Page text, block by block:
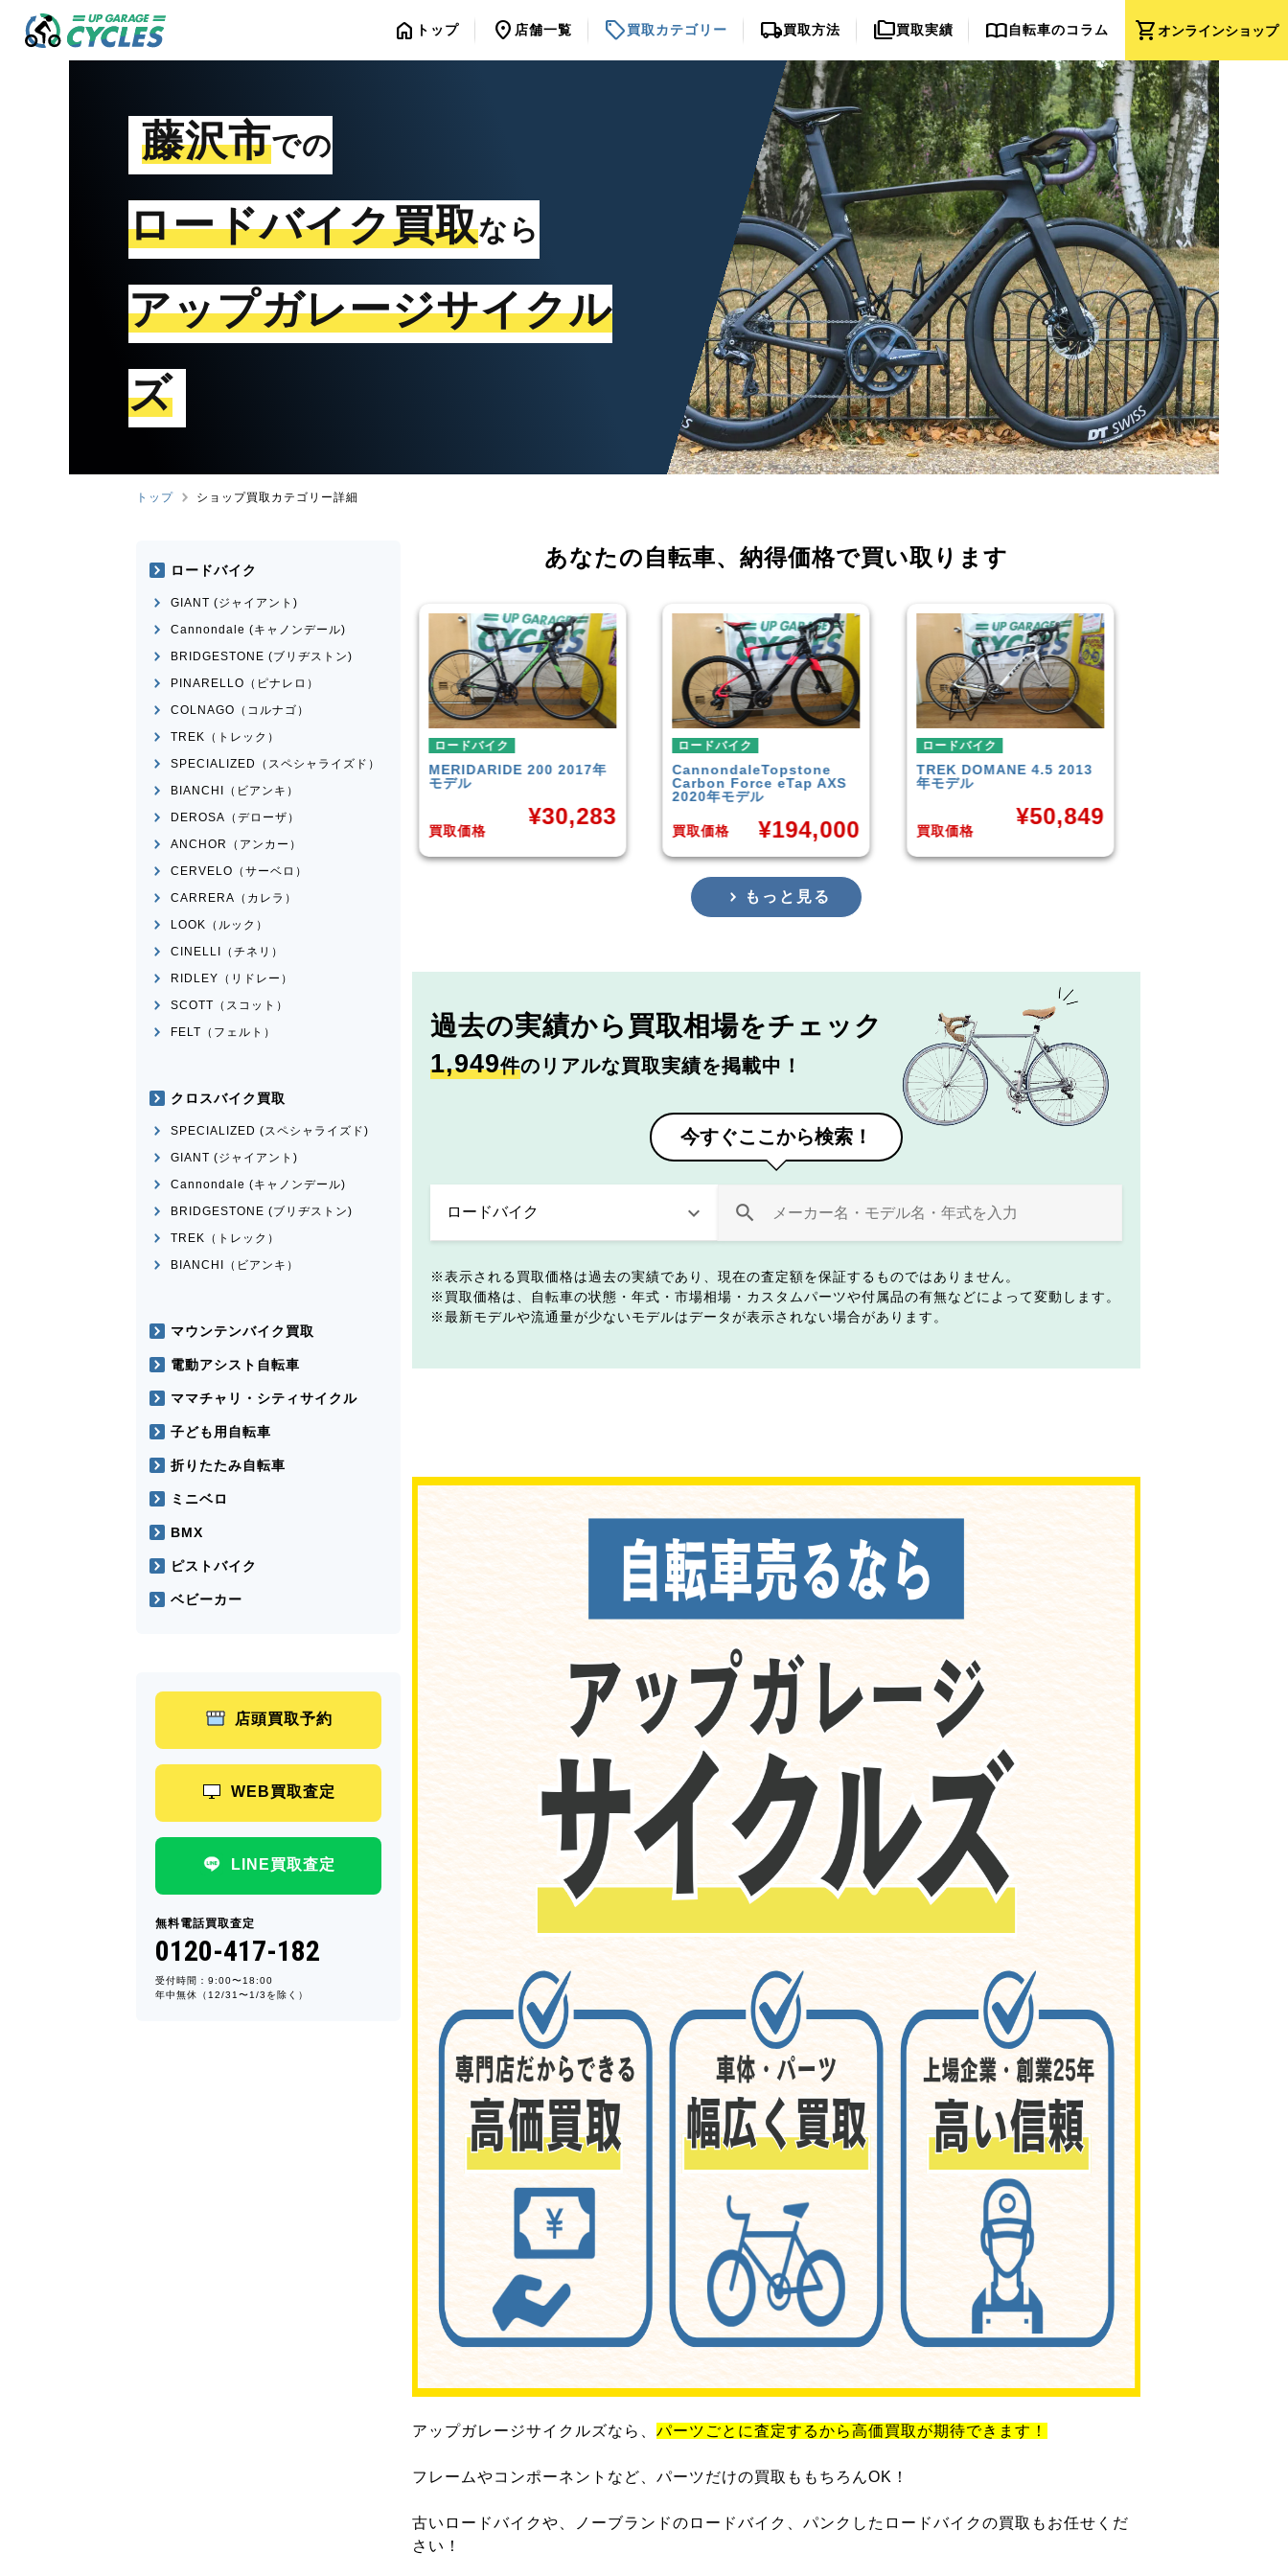
shopping_cartオンラインショップ
home トップ location_on 店舗一覧 sell買取カテゴリー local_shipping買取方法 folder_copy買取実績 import_contacts自転車のコラム
藤沢市での
ロードバイク買取なら
アップガレージサイクル
ズ
トップ ショップ買取カテゴリー詳細
あなたの自転車、 納得価格で買い取ります
ロードバイク
MERIDARIDE 200 2017年
モデル
¥
ロードバイク
CannondaleTopstone
Carbon Force eTap AXS
買取価格 ¥194,000
ロードバイク
TREKDOMANE 4.5 2013
年モデル
買取価格
¥50,849
ロードバイク
SCOTTAFD PRO
買取価格
¥31,382
もっと見る
過去の実績から 買取相場をチェック
1,949件のリアルな買取実績を掲載中！
今すぐここから検索！
表示される買取価格は過去の実績であり、現在の査定額を保証するものではありません。
買取価格は、自転車の状態・年式・市場相場・カスタムパーツや付属品の有無などによって変動します。
最新モデルや流通量が少ないモデルはデータが表示されない場合があります。
アップガレージサイクルズなら、 パーツごとに査定するから高価買取が期待できます！
フレームやコンポーネントなど、パーツだけの買取ももちろんOK！
古いロードバイクや、ノーブランドのロードバイク、パンクしたロードバイクの買取もお任せくだ
さい！
ロードバイク
GIANT (ジャイアント)
Cannondale (キャノンデール)
BRIDGESTONE (ブリヂストン)
PINARELLO（ピナレロ）
COLNAGO（コルナゴ）
TREK（トレック）
SPECIALIZED（スペシャライズド）
BIANCHI（ビアンキ）
DEROSA（デローザ）
ANCHOR（アンカー）
CERVELO（サーベロ）
CARRERA（カレラ）
LOOK（ルック）
CINELLI（チネリ）
RIDLEY（リドレー）
SCOTT（スコット）
FELT（フェルト）
クロスバイク買取
SPECIALIZED (スペシャライズド)
GIANT (ジャイアント)
Cannondale (キャノンデール)
BRIDGESTONE (ブリヂストン)
TREK（トレック）
BIANCHI（ビアンキ）
マウンテンバイク買取
電動アシスト自転車
ママチャリ・シティサイクル
子ども用自転車
折りたたみ自転車
ミニベロ
BMX
ピストバイク
ベビーカー
店頭買取予約
WEB買取査定
LINE買取査定
無料電話買取査定
0120-417-182
受付時間：9:00〜18:00
年中無休（12/31〜1/3を除く）